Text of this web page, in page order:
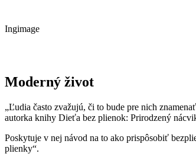
Ingimage
Moderný život
„Ľudia často zvažujú, či to bude pre nich
autorka knihy Dieťa bez plienok: Prirodzený
Poskytuje v nej návod na to ako prispôsobiť
plienky“.